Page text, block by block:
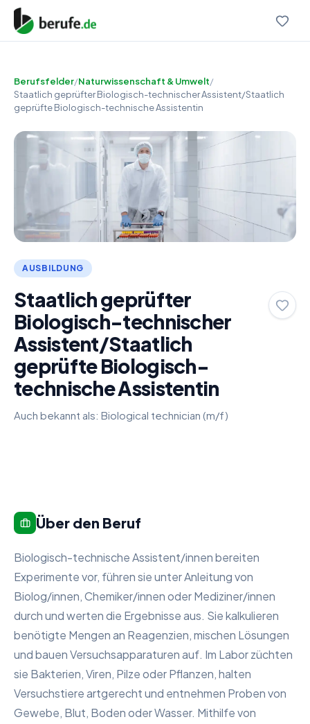
Berufsfelder/Naturwissenschaft & Umwelt/
Staatlich geprüfter Biologisch-technischer Assistent/Staatlich
geprüfte Biologisch-technische Assistentin
AUSBILDUNG
Staatlich geprüfter
Biologisch-technischer
Assistent/Staatlich
geprüfte Biologisch-
technische Assistentin
Auch bekannt als: Biological technician (m/f)
Über den Beruf
Biologisch-technische Assistent/innen bereiten
Experimente vor, führen sie unter Anleitung von
Biolog/innen, Chemiker/innen oder Mediziner/innen
durch und werten die Ergebnisse aus. Sie kalkulieren
benötigte Mengen an Reagenzien, mischen Lösungen
und bauen Versuchsapparaturen auf. Im Labor züchten
sie Bakterien, Viren, Pilze oder Pflanzen, halten
Versuchstiere artgerecht und entnehmen Proben von
Gewebe, Blut, Boden oder Wasser. Mithilfe von